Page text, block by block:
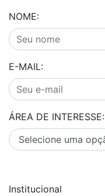
NOME:
E-MAIL:
ÁREA DE INTERESSE:
Institucional